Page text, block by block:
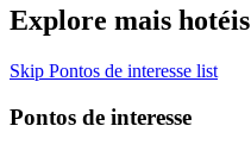
Explore mais hotéis
Skip Pontos de interesse list
Pontos de interesse